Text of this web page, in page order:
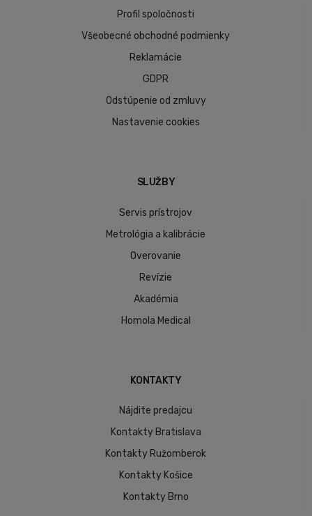
Profil spoločnosti
Všeobecné obchodné podmienky
Reklamácie
GDPR
Odstúpenie od zmluvy
Nastavenie cookies
SLUŽBY
Servis prístrojov
Metrológia a kalibrácie
Overovanie
Revízie
Akadémia
Homola Medical
KONTAKTY
Nájdite predajcu
Kontakty Bratislava
Kontakty Ružomberok
Kontakty Košice
Kontakty Brno